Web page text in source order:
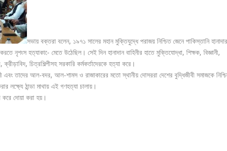
সভায় বক্তরা বলেন, ১৯৭১ সালের মহান মুক্তিযুদ্ধে পরাজয় নিশ্চিত জেনে পাকিস্তানি হানাদার
নৃশংস হত্যাকা-ে মেতে উঠেছিল। সেই দিন হানাদান বাহিনীর হাতে মুক্তিযোদ্ধা, শিক্ষক, বিজ্ঞানী,
চিত্রশিল্পীসহ সরকারি কর্মকর্তাদেরকে হত্যা করে।
এবং তাদের আল-বদর, আল-শামস ও রাজাকারের মতো স্থানীয় দোসররা দেশের বুদ্ধিজীবী সমাজকে
লক্ষ্যে ঠান্ডা মাথায় এই গণহত্যা চালায়।
দোয়া করা হয়।